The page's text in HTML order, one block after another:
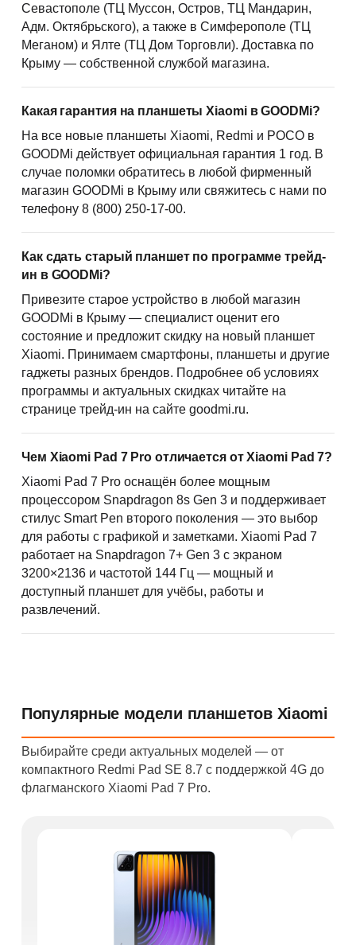
Севастополе (ТЦ Муссон, Остров, ТЦ Мандарин,
Адм. Октябрьского), а также в Симферополе (ТЦ
Меганом) и Ялте (ТЦ Дом Торговли). Доставка по
Крыму — собственной службой магазина.
Какая гарантия на планшеты Xiaomi в GOODMi?
На все новые планшеты Xiaomi, Redmi и POCO в
GOODMi действует официальная гарантия 1 год. В
случае поломки обратитесь в любой фирменный
магазин GOODMi в Крыму или свяжитесь с нами по
телефону 8 (800) 250-17-00.
Как сдать старый планшет по программе трейд-
ин в GOODMi?
Привезите старое устройство в любой магазин
GOODMi в Крыму — специалист оценит его
состояние и предложит скидку на новый планшет
Xiaomi. Принимаем смартфоны, планшеты и другие
гаджеты разных брендов. Подробнее об условиях
программы и актуальных скидках читайте на
странице трейд-ин на сайте goodmi.ru.
Чем Xiaomi Pad 7 Pro отличается от Xiaomi Pad 7?
Xiaomi Pad 7 Pro оснащён более мощным
процессором Snapdragon 8s Gen 3 и поддерживает
стилус Smart Pen второго поколения — это выбор
для работы с графикой и заметками. Xiaomi Pad 7
работает на Snapdragon 7+ Gen 3 с экраном
3200×2136 и частотой 144 Гц — мощный и
доступный планшет для учёбы, работы и
развлечений.
Популярные модели планшетов Xiaomi
Выбирайте среди актуальных моделей — от
компактного Redmi Pad SE 8.7 с поддержкой 4G до
флагманского Xiaomi Pad 7 Pro.